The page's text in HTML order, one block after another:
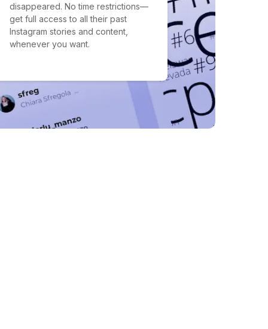
disappeared. No time restrictions—
get full access to all their past
Instagram stories and content,
whenever you want.